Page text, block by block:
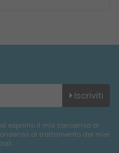
Iscriviti
esprimo il mio consenso al
al trattamento dei miei